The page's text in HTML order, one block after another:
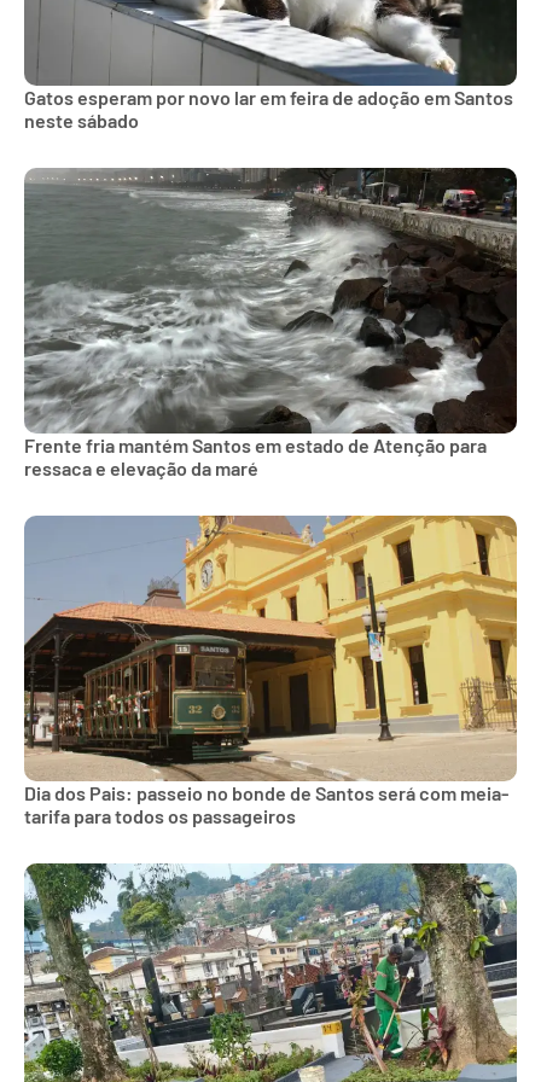
Gatos esperam por novo lar em feira de adoção em Santos
neste sábado
Frente fria mantém Santos em estado de Atenção para
ressaca e elevação da maré
Dia dos Pais: passeio no bonde de Santos será com meia-
tarifa para todos os passageiros